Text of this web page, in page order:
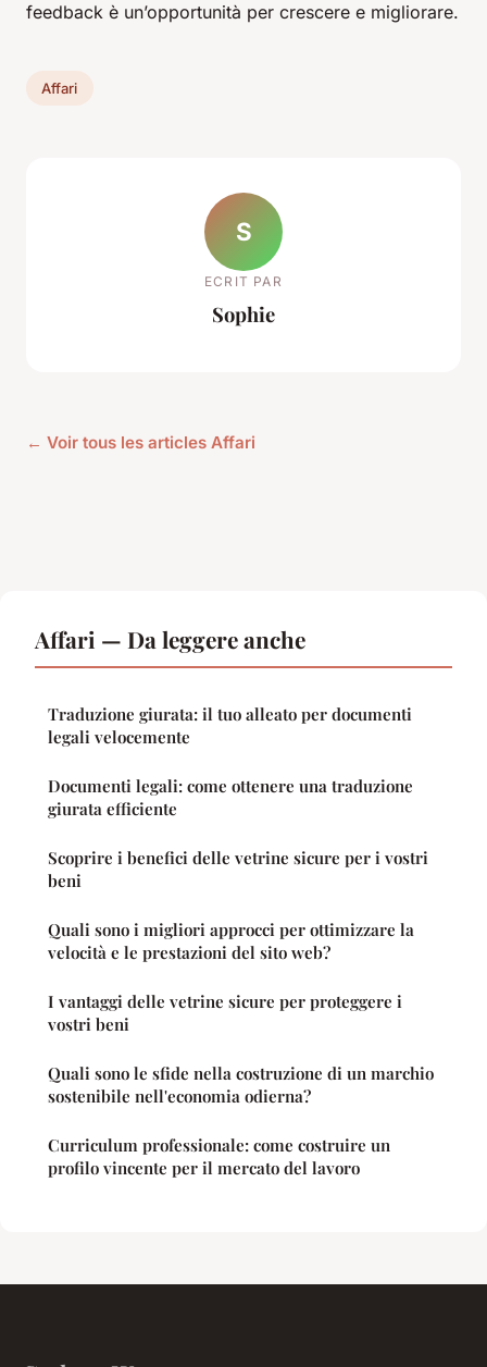
feedback è un’opportunità per crescere e migliorare.
Affari
S
ECRIT PAR
Sophie
← Voir tous les articles Affari
Affari — Da leggere anche
Traduzione giurata: il tuo alleato per documenti
legali velocemente
Documenti legali: come ottenere una traduzione
giurata efficiente
Scoprire i benefici delle vetrine sicure per i vostri
beni
Quali sono i migliori approcci per ottimizzare la
velocità e le prestazioni del sito web?
I vantaggi delle vetrine sicure per proteggere i
vostri beni
Quali sono le sfide nella costruzione di un marchio
sostenibile nell'economia odierna?
Curriculum professionale: come costruire un
profilo vincente per il mercato del lavoro